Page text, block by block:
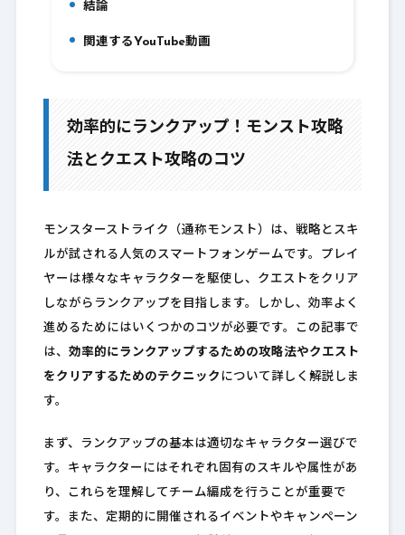
10.結論
11.関連するYouTube動画
効率的にランクアップ！モンスト攻略
法とクエスト攻略のコツ
モンスターストライク（通称モンスト）は、戦略とスキ
ルが試される人気のスマートフォンゲームです。プレイ
ヤーは様々なキャラクターを駆使し、クエストをクリア
しながらランクアップを目指します。しかし、効率よく
進めるためにはいくつかのコツが必要です。この記事で
は、 効率的にランクアップするための攻略法やクエスト
をクリアするためのテクニック について詳しく解説しま
す。
まず、ランクアップの基本は適切なキャラクター選びで
す。キャラクターにはそれぞれ固有のスキルや属性があ
り、これらを理解してチーム編成を行うことが重要で
す。また、定期的に開催されるイベントやキャンペーン